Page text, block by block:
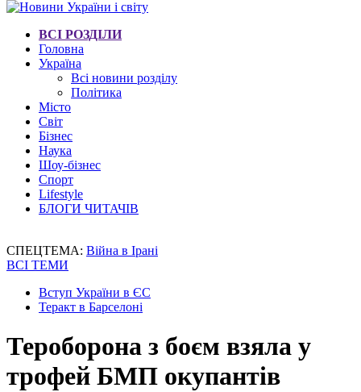
ВСІ РОЗДІЛИ
Головна
Україна
Всі новини розділу
Політика
Місто
Світ
Бізнес
Наука
Шоу-бізнес
Спорт
Lifestyle
БЛОГИ ЧИТАЧІВ
СПЕЦТЕМА: Війна в Ірані
ВСІ ТЕМИ
Вступ України в ЄС
Теракт в Барселоні
Тероборона з боєм взяла у
трофей БМП окупантів